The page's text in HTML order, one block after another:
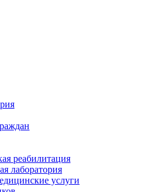
реабилитация
лаборатория
услуги